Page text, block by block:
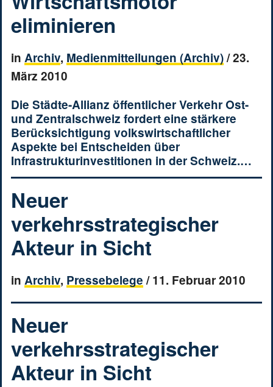
eliminieren
in Archiv, Medienmitteilungen (Archiv)/23.
März 2010
Die Städte-Allianz öffentlicher Verkehr Ost-
und Zentralschweiz fordert eine stärkere
Berücksichtigung volkswirtschaftlicher
Aspekte bei Entscheiden über
Infrastrukturinvestitionen in der Schweiz.…
Neuer
verkehrsstrategischer
Akteur in Sicht
in Archiv, Pressebelege /11. Februar 2010
Neuer
verkehrsstrategischer
Akteur in Sicht